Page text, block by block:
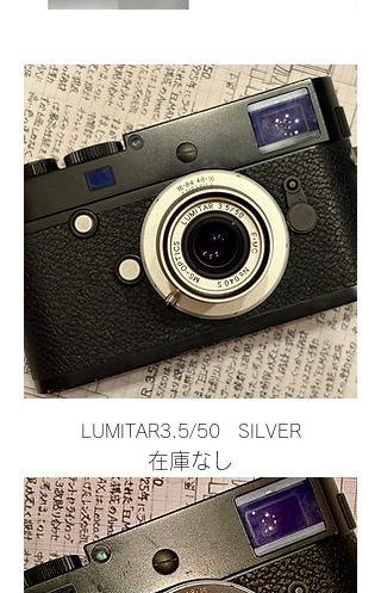
LUMITAR3.5/50 SILVER
在庫なし